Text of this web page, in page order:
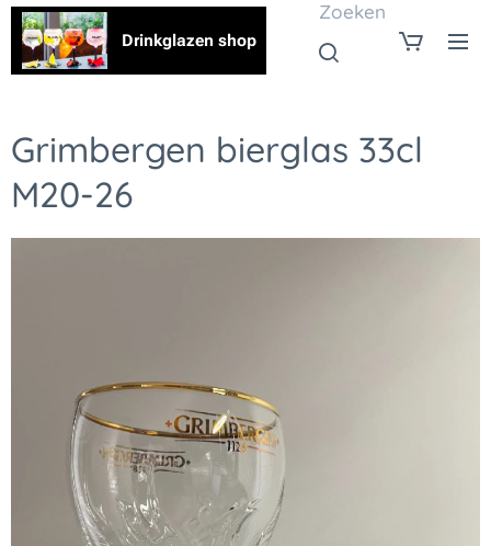
Drinkglazen shop
Zoeken
Grimbergen bierglas 33cl
M20-26